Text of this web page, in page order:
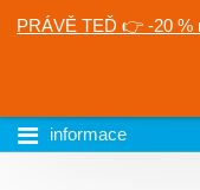
PRÁVĚ TEĎ 👉 -20 %
informace